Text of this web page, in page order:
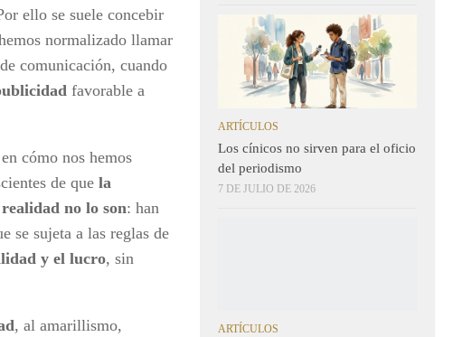
ello se suele concebir
normalizado llamar
comunicación, cuando
favorable a
cómo nos hemos
de que la
no lo son: han
se sujeta a las reglas de
y el lucro, sin
, al amarillismo,
ARTÍCULOS
Los cínicos no sirven para el oficio
del periodismo
7 DE JULIO DE 2026
ARTÍCULOS